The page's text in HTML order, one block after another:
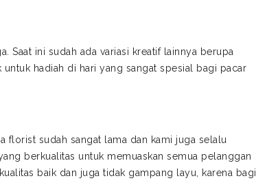
Saat ini sudah ada variasi kreatif lainnya berupa
hadiah di hari yang sangat spesial bagi pacar
sudah sangat lama dan kami juga selalu
berkualitas untuk memuaskan semua pelanggan
baik dan juga tidak gampang layu, karena bagi